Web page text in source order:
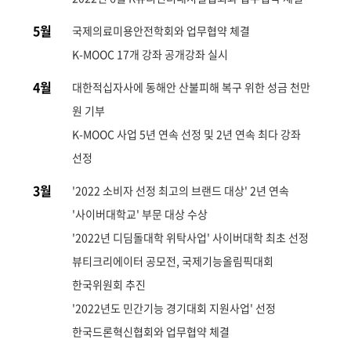
5월
국제의료미용안전학회와 업무협약 체결
K-MOOC 17개 강좌 공개강좌 실시
4월
대한적십자사에 동해안 산불피해 복구 위한 성금 천만
원 기부
K-MOOC 사업 5년 연속 선정 및 2년 연속 최다 강좌
선정
3월
'2022 소비자 선정 최고의 브랜드 대상' 2년 연속
'사이버대학교' 부문 대상 수상
'2022년 디딤돌대학 위탁사업' 사이버대학 최초 선정
뷰티크리에이터 공모전, 국제기능올림픽대회
한국위원회 추진
'2022년도 민간기능 경기대회 지원사업' 선정
한국드론혁신협회와 업무협약 체결